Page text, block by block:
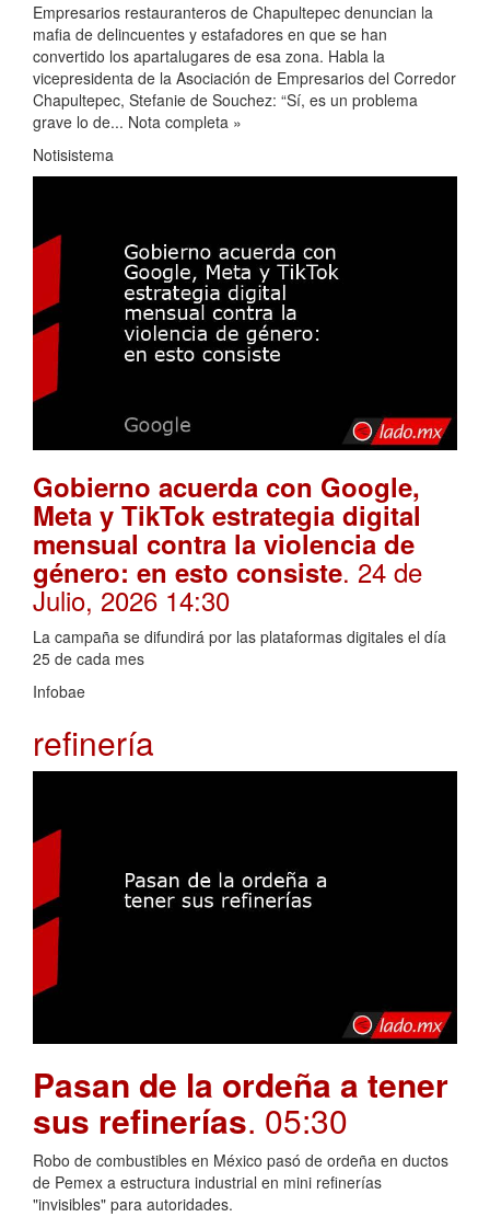
Empresarios restauranteros de Chapultepec denuncian la
mafia de delincuentes y estafadores en que se han
convertido los apartalugares de esa zona. Habla la
vicepresidenta de la Asociación de Empresarios del Corredor
Chapultepec, Stefanie de Souchez: “Sí, es un problema
grave lo de... Nota completa »
Notisistema
Gobierno acuerda con Google,
Meta y TikTok estrategia digital
mensual contra la violencia de
género: en esto consiste. 24 de
Julio, 2026 14:30
La campaña se difundirá por las plataformas digitales el día
25 de cada mes
Infobae
refinería
Pasan de la ordeña a tener
sus refinerías. 05:30
Robo de combustibles en México pasó de ordeña en ductos
de Pemex a estructura industrial en mini refinerías
"invisibles" para autoridades.